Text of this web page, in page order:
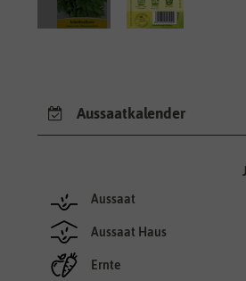
Aussaatkalender
Aussaat
Aussaat Haus
Ernte